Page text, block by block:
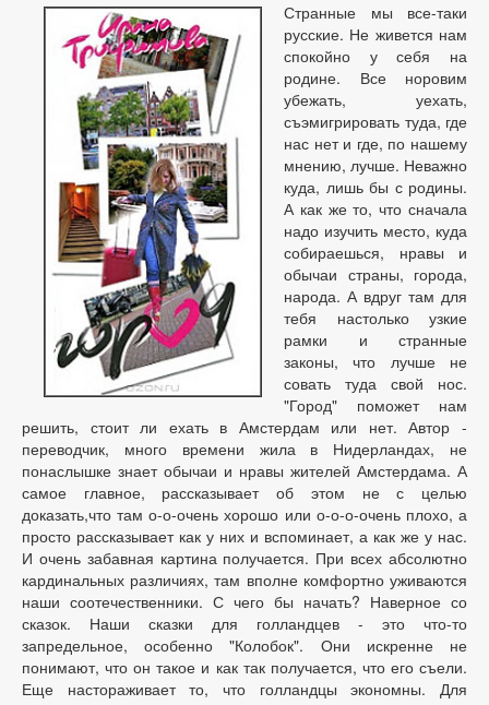
Странные мы все-таки
русские. Не живется нам
спокойно у себя на
родине. Все норовим
убежать, уехать,
съэмигрировать туда, где
нас нет и где, по нашему
мнению, лучше. Неважно
куда, лишь бы с родины.
А как же то, что сначала
надо изучить место, куда
собираешься, нравы и
обычаи страны, города,
народа. А вдруг там для
тебя настолько узкие
рамки и странные
законы, что лучше не
совать туда свой нос.
"Город" поможет нам
решить, стоит ли ехать в Амстердам или нет. Автор -
переводчик, много времени жила в Нидерландах, не
понаслышке знает обычаи и нравы жителей Амстердама. А
самое главное, рассказывает об этом не с целью
доказать,что там о-о-очень хорошо или о-о-о-очень плохо, а
просто рассказывает как у них и вспоминает, а как же у нас.
И очень забавная картина получается. При всех абсолютно
кардинальных различиях, там вполне комфортно уживаются
наши соотечественники. С чего бы начать? Наверное со
сказок. Наши сказки для голландцев - это что-то
запредельное, особенно "Колобок". Они искренне не
понимают, что он такое и как так получается, что его съели.
Еще настораживает то, что голландцы экономны. Для